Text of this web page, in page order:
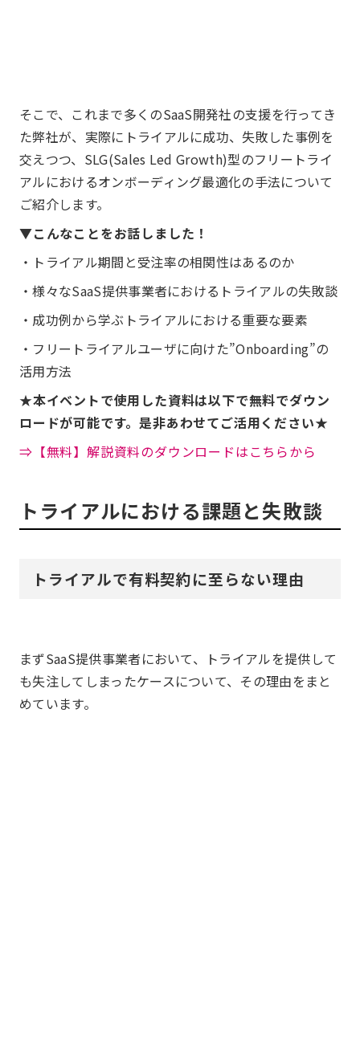
そこで、これまで多くのSaaS開発社の支援を行ってき
た弊社が、実際にトライアルに成功、失敗した事例を
交えつつ、SLG(Sales Led Growth)型のフリートライ
アルにおけるオンボーディング最適化の手法について
ご紹介します。
▼こんなことをお話しました！
・トライアル期間と受注率の相関性はあるのか
・様々なSaaS提供事業者におけるトライアルの失敗談
・成功例から学ぶトライアルにおける重要な要素
・フリートライアルユーザに向けた”Onboarding”の
活用方法
★本イベントで使用した資料は以下で無料でダウン
ロードが可能です。是非あわせてご活用ください★
⇒【無料】解説資料のダウンロードはこちらから
トライアルにおける課題と失敗談
トライアルで有料契約に至らない理由
まずSaaS提供事業者において、トライアルを提供して
も失注してしまったケースについて、その理由をまと
めています。